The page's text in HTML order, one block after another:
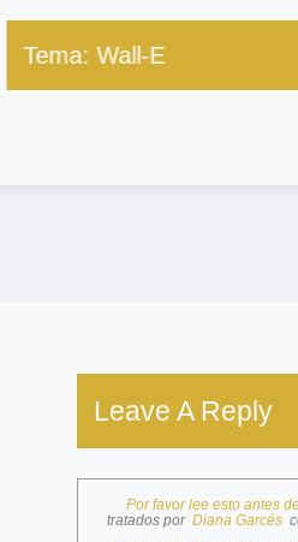
Tema: Wall-E
Leave A Reply
Por favor lee esto antes
tratados por Diana Garcés